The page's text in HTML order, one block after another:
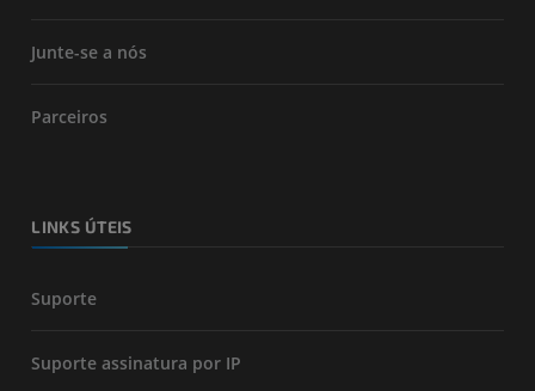
Junte-se a nós
Parceiros
LINKS ÚTEIS
Suporte
Suporte assinatura por IP